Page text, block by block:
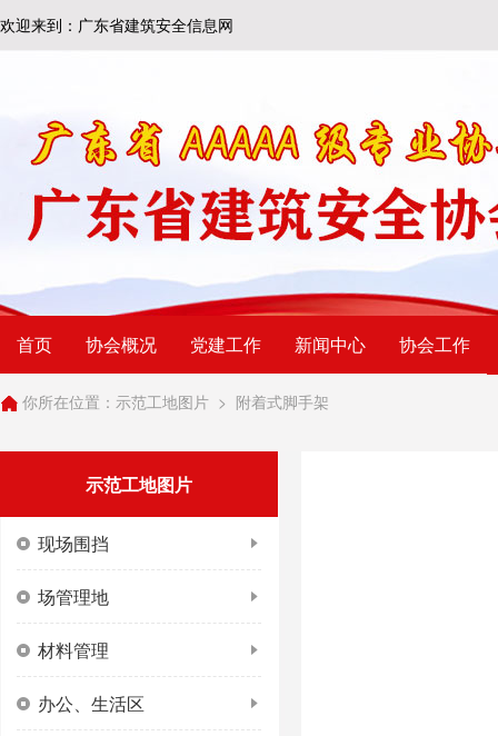
欢迎来到：广东省建筑安全信息网
首页 协会概况 党建工作 新闻中心 协会工作
你所在位置： 示范工地图片 > 附着式脚手架
示范工地图片
现场围挡
场管理地
材料管理
办公、生活区